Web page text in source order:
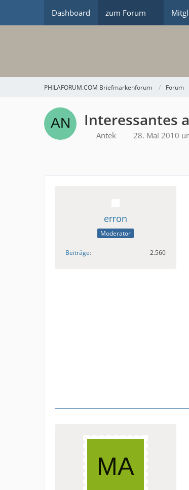
Dashboard zum Forum
PHILAFORUM.COM Briefmarkenforum Forum
Interessantes
Antek 28. Mai 2010
erron
Moderator
Beiträge 2.560